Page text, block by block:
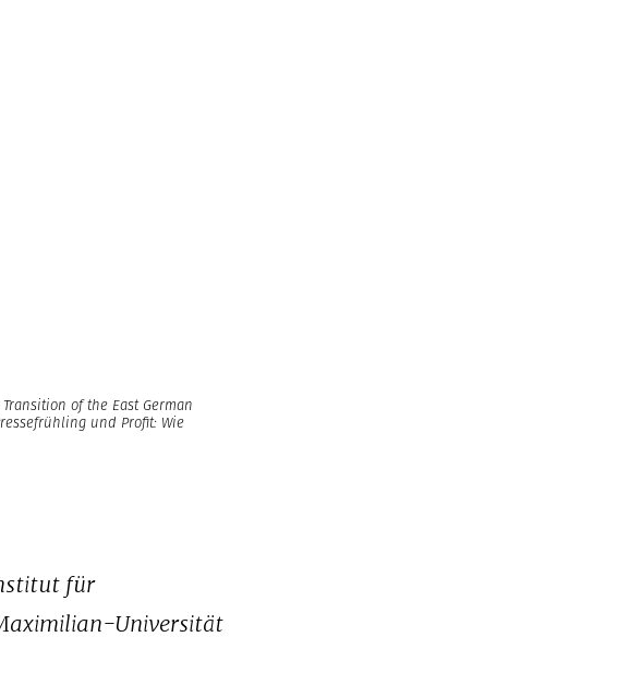
of the East German
und Profit: Wie
für
Universität